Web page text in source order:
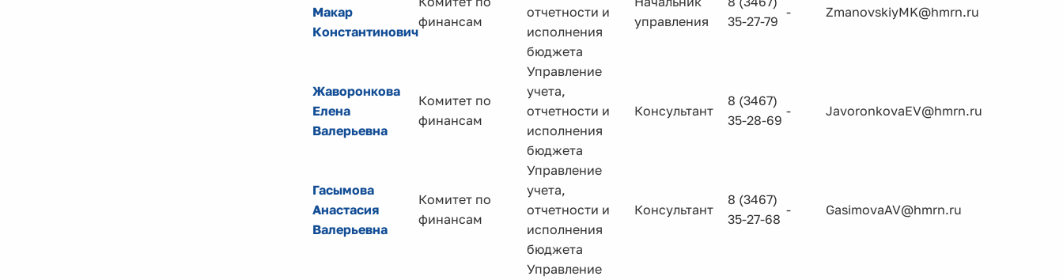
Макар
Константинович
финансам
отчетности и
исполнения
бюджета
управления
35-27-79
- ZmanovskiyMK@hmrn.ru
Жаворонкова
Елена
Валерьевна
Комитет по
финансам
Управление
учета,
отчетности и
исполнения
бюджета
Консультант
8 (3467)
35-28-69
- JavoronkovaEV@hmrn.ru
Гасымова
Анастасия
Валерьевна
Комитет по
финансам
Управление
учета,
отчетности и
исполнения
бюджета
Консультант
8 (3467)
35-27-68
- GasimovaAV@hmrn.ru
Управление